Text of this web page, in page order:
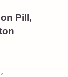
Pill,